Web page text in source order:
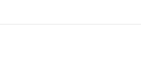
की नगदी ले भागे ।